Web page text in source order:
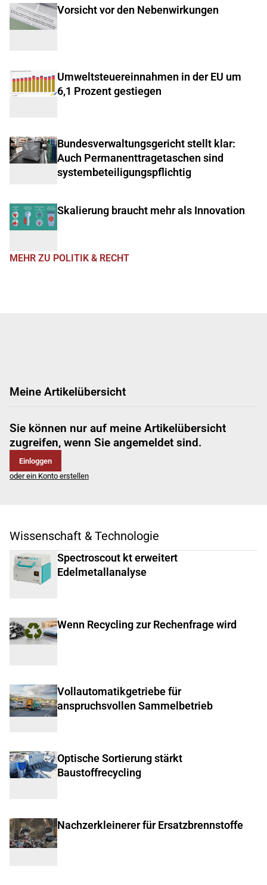
Vorsicht vor den Nebenwirkungen
Umweltsteuereinnahmen in der EU um
6,1 Prozent gestiegen
Bundesverwaltungsgericht stellt klar:
Auch Permanenttragetaschen sind
systembeteiligungspflichtig
Skalierung braucht mehr als Innovation
MEHR ZU POLITIK & RECHT
Meine Artikelübersicht
Sie können nur auf meine Artikelübersicht
zugreifen, wenn Sie angemeldet sind.
Einloggen
oder ein Konto erstellen
Wissenschaft & Technologie
Spectroscout kt erweitert
Edelmetallanalyse
Wenn Recycling zur Rechenfrage wird
Vollautomatikgetriebe für
anspruchsvollen Sammelbetrieb
Optische Sortierung stärkt
Baustoffrecycling
Nachzerkleinerer für Ersatzbrennstoffe